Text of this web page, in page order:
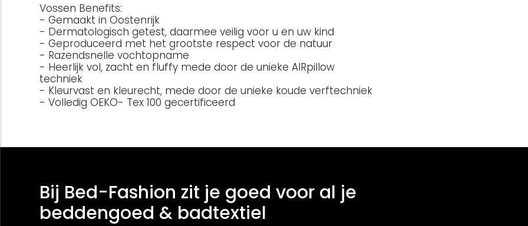
Vossen Benefits:
- Gemaakt in Oostenrijk
- Dermatologisch getest, daarmee veilig voor u en uw kind
- Geproduceerd met het grootste respect voor de natuur
- Razendsnelle vochtopname
- Heerlijk vol, zacht en fluffy mede door de unieke AIRpillow
techniek
- Kleurvast en kleurecht, mede door de unieke koude verftechniek
- Volledig OEKO- Tex 100 gecertificeerd
Bij Bed-Fashion zit je goed voor al je
beddengoed & badtextiel